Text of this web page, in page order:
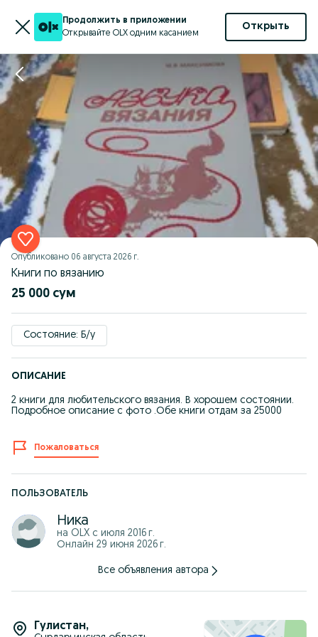
Продолжить в приложении
Открывайте OLX одним касанием
Открыть
Опубликовано 06 августа 2026 г.
Книги по вязанию
25 000 сум
Состояние: Б/у
ОПИСАНИЕ
2 книги для любительского вязания. В хорошем состоянии.
Подробное описание с фото .Обе книги отдам за 25000
Пожаловаться
ПОЛЬЗОВАТЕЛЬ
Ника
на OLX с июля 2016 г.
Онлайн 29 июня 2026 г.
Все объявления автора
Гулистан,